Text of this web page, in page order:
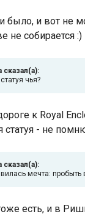
было, и вот не
не собирается :)
сказал(а):
чья?
к Royal
статуя - не
сказал(а):
мечта:
есть, и в